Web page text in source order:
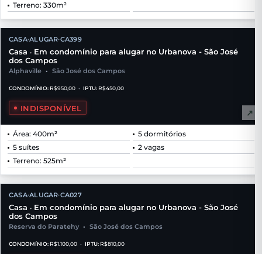
Terreno: 330m²
CASA•ALUGAR•CA399
Casa • Em condomínio para alugar no Urbanova - São José
dos Campos
Alphaville • São José dos Campos
CONDOMÍNIO: R$950,00 • IPTU: R$450,00
INDISPONÍVEL ↗
Área: 400m²
5 dormitórios
5 suítes
2 vagas
Terreno: 525m²
CASA•ALUGAR•CA027
Casa • Em condomínio para alugar no Urbanova - São José
dos Campos
Reserva do Paratehy • São José dos Campos
CONDOMÍNIO: R$1.100,00 • IPTU: R$810,00